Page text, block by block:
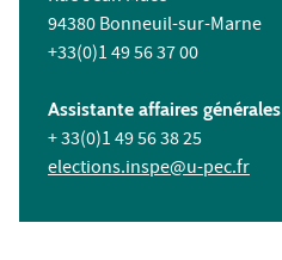
94380 Bonneuil-sur-Marne
+33(0)1 49 56 37 00
Assistante affaires générales
+ 33(0)1 49 56 38 25
elections.inspe@u-pec.fr